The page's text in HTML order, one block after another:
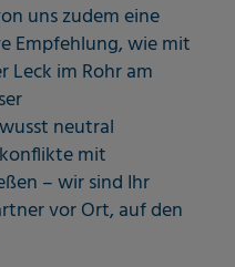
uns zudem eine
Empfehlung, wie mit
Leck im Rohr am
neutral
mit
– wir sind Ihr
vor Ort, auf den